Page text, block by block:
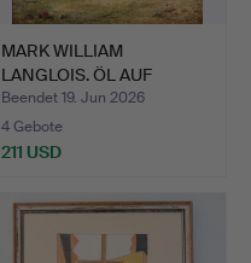
MARK WILLIAM
LANGLOIS. ÖL AUF
LEINWAND, "L…
Beendet 19. Jun 2026
4 Gebote
211 USD